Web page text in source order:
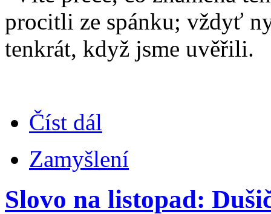
procitli ze spánku; vždyť
tenkrát, když jsme uvěřili.
Číst dál
Zamyšlení
Slovo na listopad: